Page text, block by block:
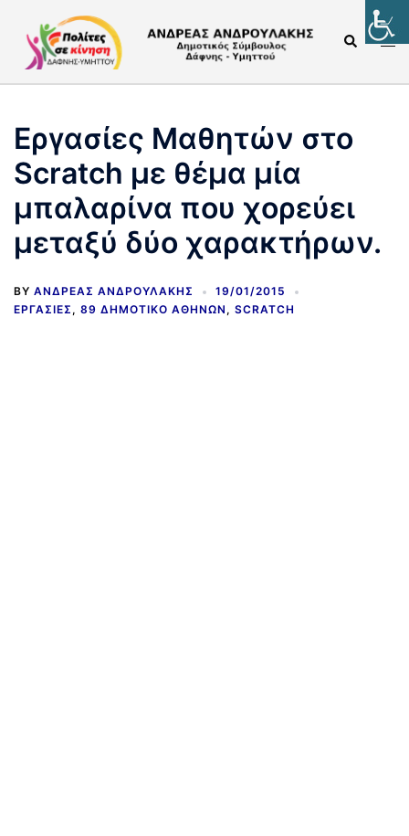
Εργασίες Μαθητών στο
Scratch με θέμα μία
μπαλαρίνα που χορεύει
μεταξύ δύο χαρακτήρων.
BY ΑΝΔΡΈΑΣ ΑΝΔΡΟΥΛΆΚΗΣ
19/01/2015
ΕΡΓΑΣΊΕΣ , 89 ΔΗΜΟΤΙΚΌ ΑΘΗΝΏΝ , SCRATCH